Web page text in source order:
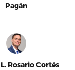
Pagán
Rosario Cortés